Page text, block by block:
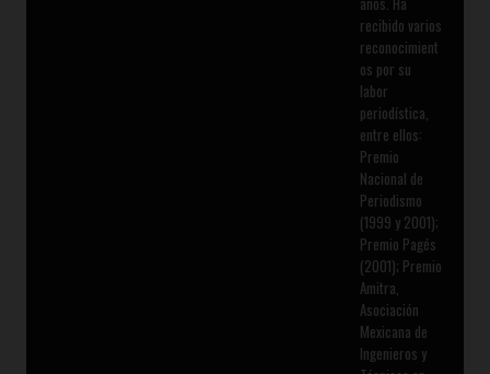
recibido varios
reconocimient
os por su
labor
periodística,
entre ellos:
Premio
Nacional de
Periodismo
(1999 y 2001);
Premio Pagés
(2001); Premio
Amitra,
Asociación
Mexicana de
Ingenieros y